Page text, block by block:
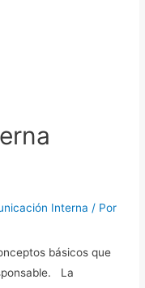
Interna / Por
básicos que
La